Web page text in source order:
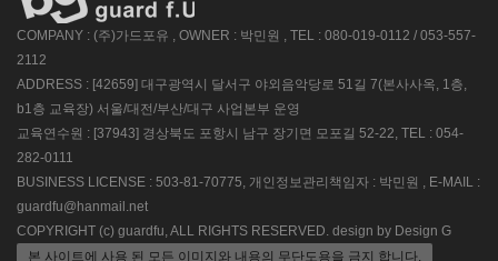
COMPANY : (주)가드포유 , OWNER : 박민원 , TEL : 080-019-0112 / 053-557-
2112
ADDRESS : [42659] 대구광역시 달서구 야외음악당로 51길 7(본사사옥, 1층,
b1층 교육장) 서울/대전/부산/대구 사업본부 운영
교육연수원 : [37943] 경상북도 포항시 남구 장기면 모포길 52-22, TEL : 054-
282-0111
BUSINESS LICENSE : 503-81-70775, 개인정보관리책임자 : 박민원 , E-MAIL :
guardfu@hanmail.net
COPYRIGHT (c) guardfu, ALL RIGHTS RESERVED. design by Design G
본 사이트에 사용 된 모든 이미지와 내용의 무단도용을 금지 합니다.